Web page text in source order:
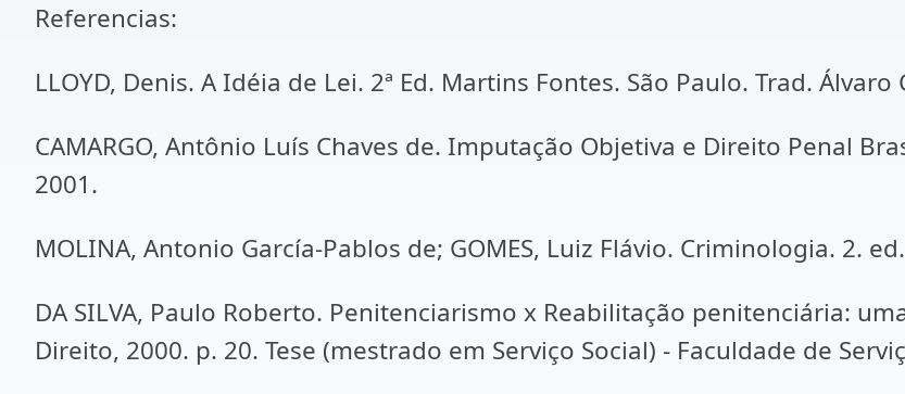
Referencias:
LLOYD, Denis. A Idéia de Lei. 2ª Ed. Martins Fontes. São Paulo. Trad. Álvaro
CAMARGO, Antônio Luís Chaves de. Imputação Objetiva e Direito Penal
2001.
MOLINA, Antonio García-Pablos de; GOMES, Luiz Flávio. Criminologia. 2.
DA SILVA, Paulo Roberto. Penitenciarismo x Reabilitação penitenciária:
Direito, 2000. p. 20. Tese (mestrado em Serviço Social) - Faculdade de